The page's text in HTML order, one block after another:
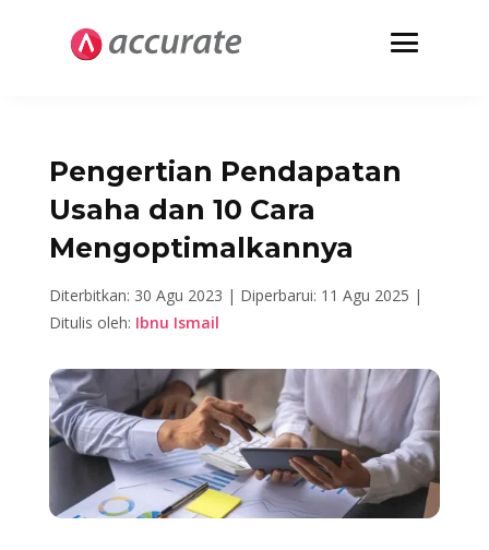
Pengertian Pendapatan
Usaha dan 10 Cara
Mengoptimalkannya
Diterbitkan: 30 Agu 2023 | Diperbarui: 11 Agu 2025 |
Ditulis oleh: Ibnu Ismail